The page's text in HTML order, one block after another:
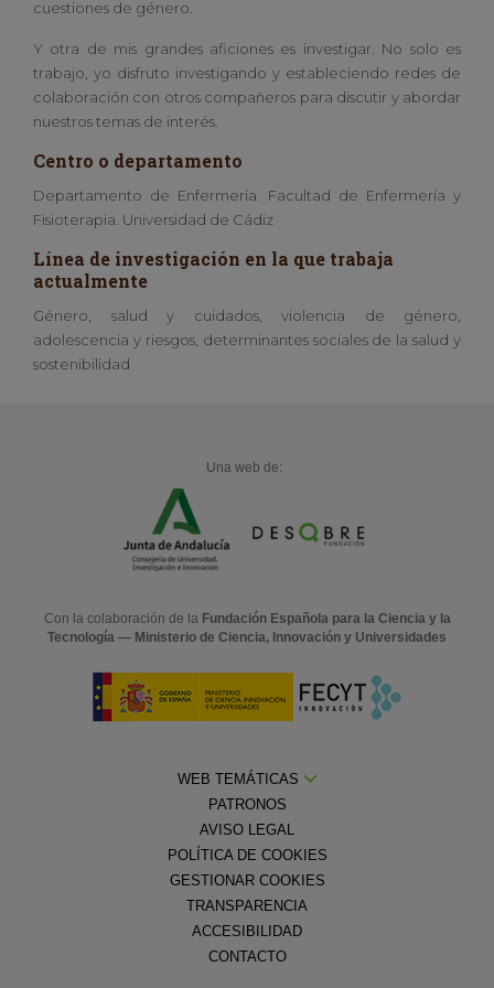
cuestiones de género.
Y otra de mis grandes aficiones es investigar. No solo es
trabajo, yo disfruto investigando y estableciendo redes de
colaboración con otros compañeros para discutir y abordar
nuestros temas de interés.
Centro o departamento
Departamento de Enfermería. Facultad de Enfermería y
Fisioterapia. Universidad de Cádiz
Línea de investigación en la que trabaja
actualmente
Género, salud y cuidados, violencia de género,
adolescencia y riesgos, determinantes sociales de la salud y
sostenibilidad
Una web de:
Con la colaboración de la Fundación Española para la Ciencia y la
Tecnología — Ministerio de Ciencia, Innovación y Universidades
WEB TEMÁTICAS
PATRONOS
AVISO LEGAL
POLÍTICA DE COOKIES
GESTIONAR COOKIES
TRANSPARENCIA
ACCESIBILIDAD
CONTACTO